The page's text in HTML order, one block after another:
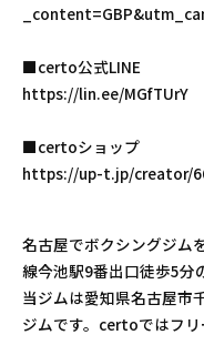
■certo公式LINE
https://lin.ee/MGfTUrY
■certoショップ
https://up-t.jp/creator/
名古屋でボクシングジム
線今池駅9番出口徒歩5分
当ジムは愛知県名古屋市
ジムです。certoではフ